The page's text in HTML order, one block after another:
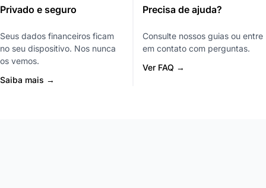
Privado e seguro
Seus dados financeiros ficam
no seu dispositivo. Nos nunca
os vemos.
Saiba mais →
Precisa de ajuda?
Consulte nossos guias ou entre
em contato com perguntas.
Ver FAQ →